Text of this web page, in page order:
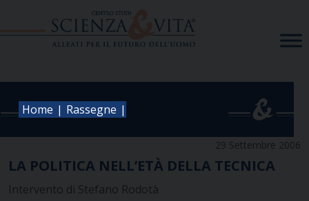
Home | Rassegne |
29 Settembre 2006
LA POLITICA NELL’ETÀ DELLA TECNICA
Intervento di Stefano Rodotà